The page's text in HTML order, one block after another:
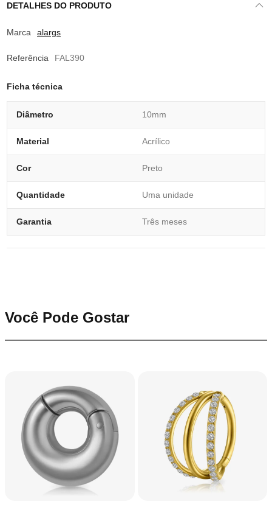
DETALHES DO PRODUTO
Marca alargs
Referência FAL390
Ficha técnica
Diâmetro 10mm
Material Acrílico
Cor Preto
Quantidade Uma unidade
Garantia Três meses
Você Pode Gostar